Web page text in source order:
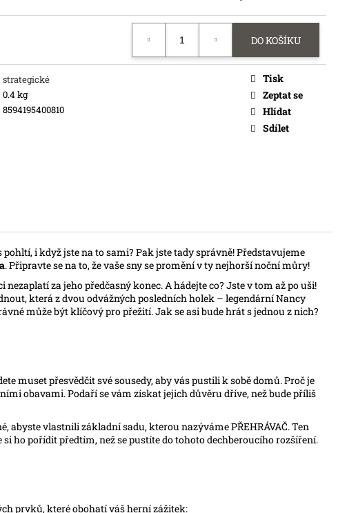
DO KOŠÍKU
strategické
0.4 kg
8594195400810
Tisk
Zeptat se
Hlídat
Sdílet
pohltí, i když jste na to sami? Pak jste tady správně! Představujeme
. Připravte se na to, že vaše sny se promění v ty nejhorší noční můry!
za jeho předčasný konec. A hádejte co? Jste v tom až po uši!
která z dvou odvážných posledních holek – legendární Nancy
může být klíčový pro přežití. Jak se asi bude hrát s jednou z nich?
muset přesvědčit své sousedy, aby vás pustili k sobě domů. Proč je
obavami. Podaří se vám získat jejich důvěru dříve, než bude příliš
abyste vlastnili základní sadu, kterou nazýváme PŘEHRÁVAČ. Ten
ho pořídit předtím, než se pustíte do tohoto dechberoucího rozšíření.
prvků, které obohatí váš herní zážitek: